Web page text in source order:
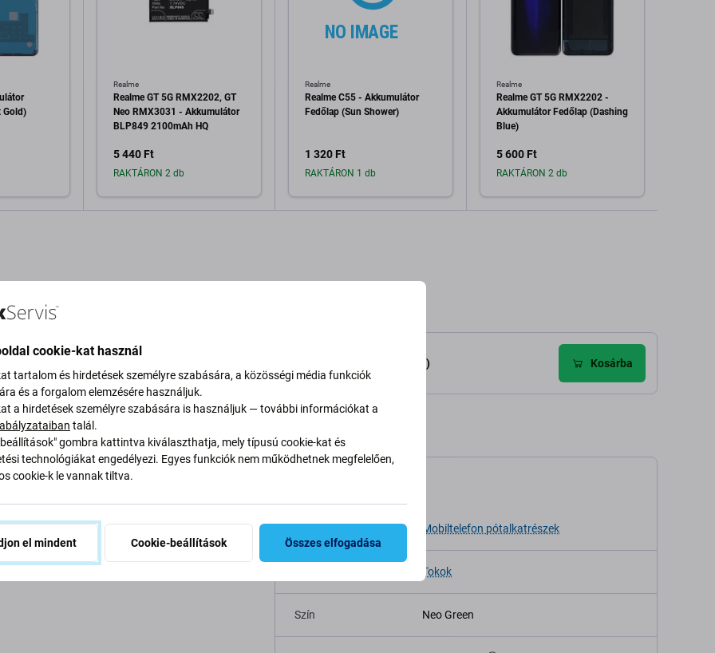
Gold)
Realme
Realme GT 5G RMX2202, GT
Neo RMX3031 - Akkumulátor
BLP849 2100mAh HQ
5 440 Ft
RAKTÁRON 2 db
Realme
Realme C55 - Akkumulátor
Fedőlap (Sun Shower)
1 320 Ft
RAKTÁRON 1 db
Realme
Realme GT 5G RMX2202 -
Akkumulátor Fedőlap (Dashing
Blue)
5 600 Ft
RAKTÁRON 2 db
Vélemények (2) Kosárba
Realme
5G RMX3370 eszközakkumulátorfedele
Mobiltelefon pótalkatrészek
Tokok
Szín Neo Green
cookie-kat használ
tartalom és hirdetések személyre szabására, a közösségi média funkciók
és a forgalom elemzésére használjuk.
a hirdetések személyre szabására is használjuk — további információkat a
talál.
beállítások" gombra kattintva kiválaszthatja, mely típusú cookie-kat és
technológiákat engedélyezi. Egyes funkciók nem működhetnek megfelelően,
cookie-k le vannak tiltva.
el mindent Cookie-beállítások Összes elfogadása